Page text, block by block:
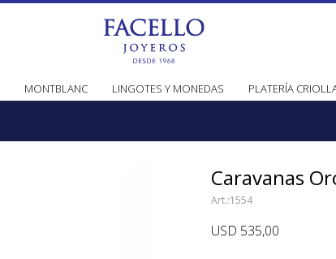
MONTBLANC LINGOTES Y MONEDAS PLATERÍA
Caravanas
1554
USD 535,00